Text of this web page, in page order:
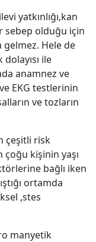
yatkınlığı,kan
sebep olduğu için
gelmez. Hele de
ile
anamnez ve
EKG testlerinin
ve tozların
çeşitli risk
kişinin yaşı
bağlı iken
ortamda
,stes
manyetik